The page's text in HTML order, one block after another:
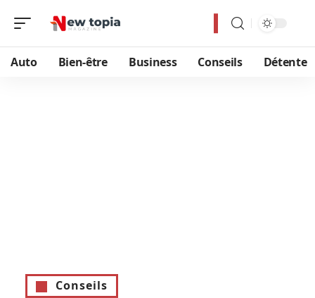
Auto Bien-être Business Conseils Détente
Conseils